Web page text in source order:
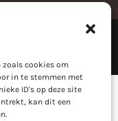
zoals cookies om
in te stemmen met
ID's op deze site
kan dit een